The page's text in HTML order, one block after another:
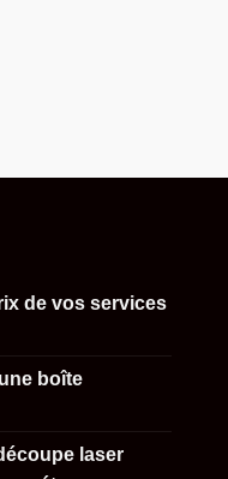
de vos services
boîte
laser